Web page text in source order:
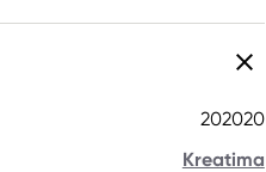
202020
Kreatima